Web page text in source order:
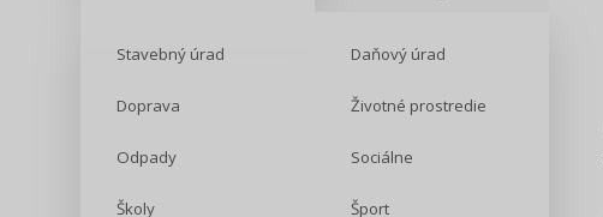
Stavebný úrad Daňový úrad
Doprava Životné prostredie
Odpady Sociálne
Školy Šport